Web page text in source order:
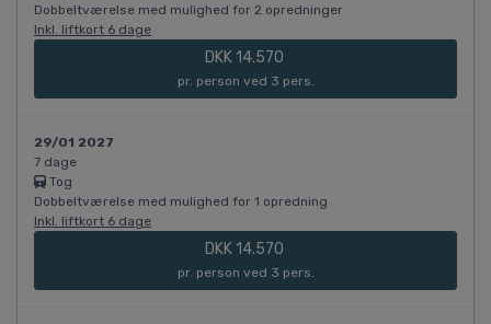
Dobbeltværelse med mulighed for 2 opredninger
Inkl. liftkort 6 dage
DKK 14.570
pr. person ved 3 pers.
29/01 2027
7 dage
Tog
Dobbeltværelse med mulighed for 1 opredning
Inkl. liftkort 6 dage
DKK 14.570
pr. person ved 3 pers.